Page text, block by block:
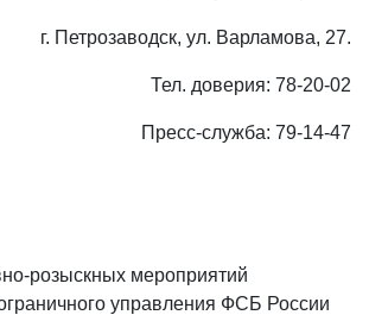
г. Петрозаводск, ул. Варламова, 27.
Тел. доверия: 78-20-02
Пресс-служба: 79-14-47
розыскных мероприятий
управления ФСБ России